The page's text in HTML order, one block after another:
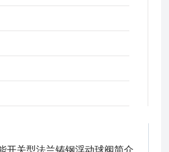
开关型法兰铸钢浮动球阀简介